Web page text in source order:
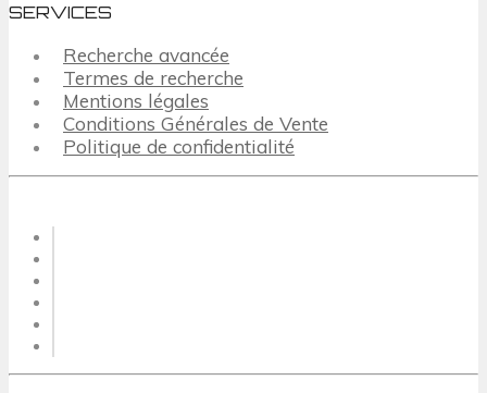
SERVICES
Recherche avancée
Termes de recherche
Mentions légales
Conditions Générales de Vente
Politique de confidentialité